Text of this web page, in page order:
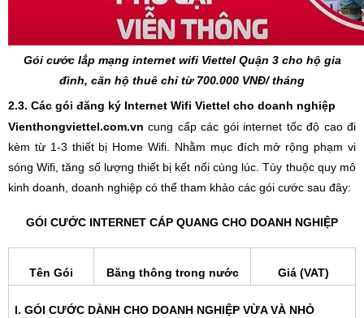
Gói cước lắp mạng internet wifi Viettel Quận 3 cho hộ gia
đình, căn hộ thuê chỉ từ 700.000 VNĐ/ tháng
2.3. Các gói đăng ký Internet Wifi Viettel cho doanh nghiệp
Vienthongviettel.com.vn cung cấp các gói internet tốc độ cao đi
kèm từ 1-3 thiết bị Home Wifi. Nhằm mục đích mở rộng phạm vi
sóng Wifi, tăng số lượng thiết bị kết nối cùng lúc. Tùy thuộc quy mô
kinh doanh, doanh nghiệp có thể tham khảo các gói cước sau đây:
GÓI CƯỚC INTERNET CÁP QUANG CHO DOANH NGHIỆP
Tên Gói Băng thông trong nước Giá (VAT)
I. GÓI CƯỚC DÀNH CHO DOANH NGHIỆP VỪA VÀ NHỎ